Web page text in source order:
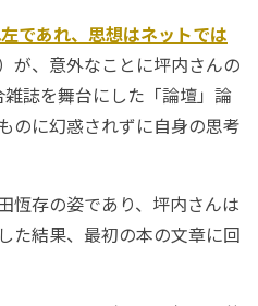
左であれ、思想はネットでは
が、意外なことに坪内さんの
誌を舞台にした「論壇」論
のに幻惑されずに自身の思考
恆存の姿であり、坪内さんは
た結果、最初の本の文章に回